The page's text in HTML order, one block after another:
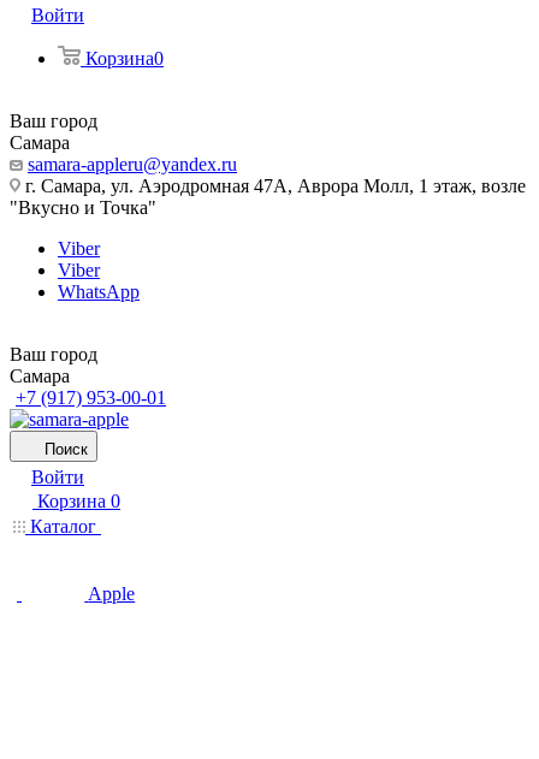
Войти
Корзина0
Ваш город
Самара
samara-appleru@yandex.ru
г. Самара, ул. Аэродромная 47А, Аврора Молл, 1 этаж, возле
"Вкусно и Точка"
Viber
Viber
WhatsApp
Ваш город
Самара
+7 (917) 953-00-01
Поиск
Войти
Корзина 0
Каталог
Apple